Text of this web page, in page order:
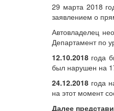
29 марта 2018
заявлением о
Автовладелец
Департамент по
12.10.2018 года
был нарушен на
24.12.2018 года
на этот момент
Далее